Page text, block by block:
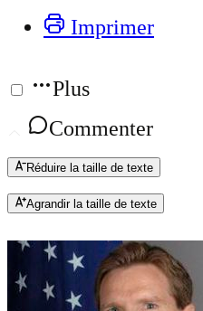
Imprimer
Plus
Commenter
Réduire la taille de texte
Agrandir la taille de texte